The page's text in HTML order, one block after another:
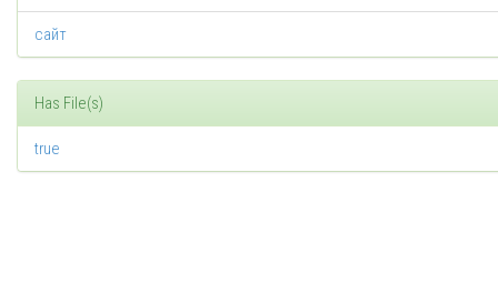
сайт
Has File(s)
true